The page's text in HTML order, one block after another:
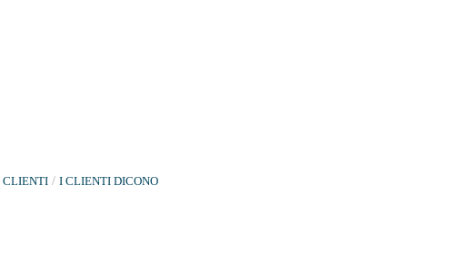
CLIENTI / I CLIENTI DICONO